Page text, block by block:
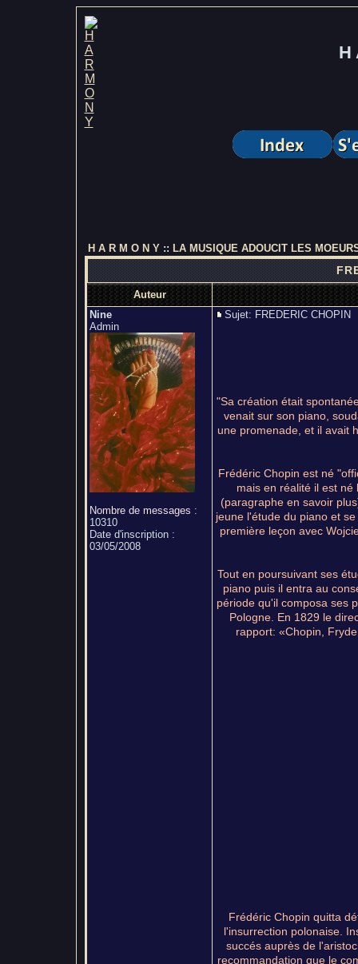
H
H A R M O N Y:: LA MUSIQUE ADOUCIT LES
Auteur
Nine
Admin
Nombre de messages :
10310
Date d'inscription :
03/05/2008
Sujet: FREDERIC
"Sa création était
venait sur son piano,
une promenade, et il avait
Frédéric Chopin est né
mais en réalité il est
(paragraphe en savoir
jeune l'étude du piano et
première leçon avec
Tout en poursuivant ses
piano puis il entra au
période qu'il composa ses
Pologne. En 1829 le
rapport: «Chopin,
Frédéric Chopin quitta
l'insurrection polonaise.
succés auprès de
recommandation que le